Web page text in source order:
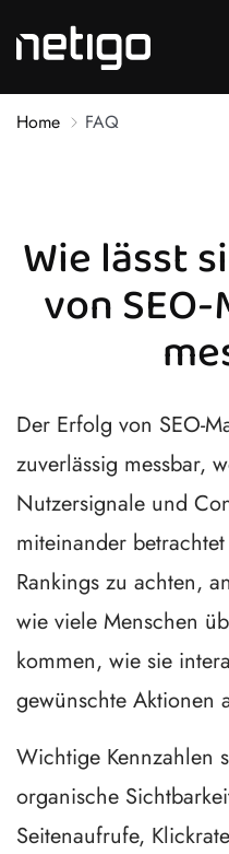
Home FAQ
Wie lässt
von
Der Erfolg von SEO-
zuverlässig messbar,
Nutzersignale und
miteinander
Rankings zu achten,
wie viele Menschen
kommen, wie sie
gewünschte Aktionen
Wichtige Kennzahlen
organische
Seitenaufrufe,